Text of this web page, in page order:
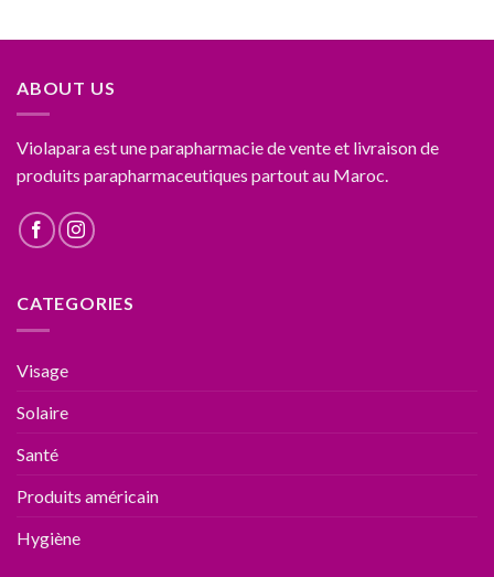
ABOUT US
Violapara est une parapharmacie de vente et livraison de
produits parapharmaceutiques partout au Maroc.
CATEGORIES
Visage
Solaire
Santé
Produits américain
Hygiène